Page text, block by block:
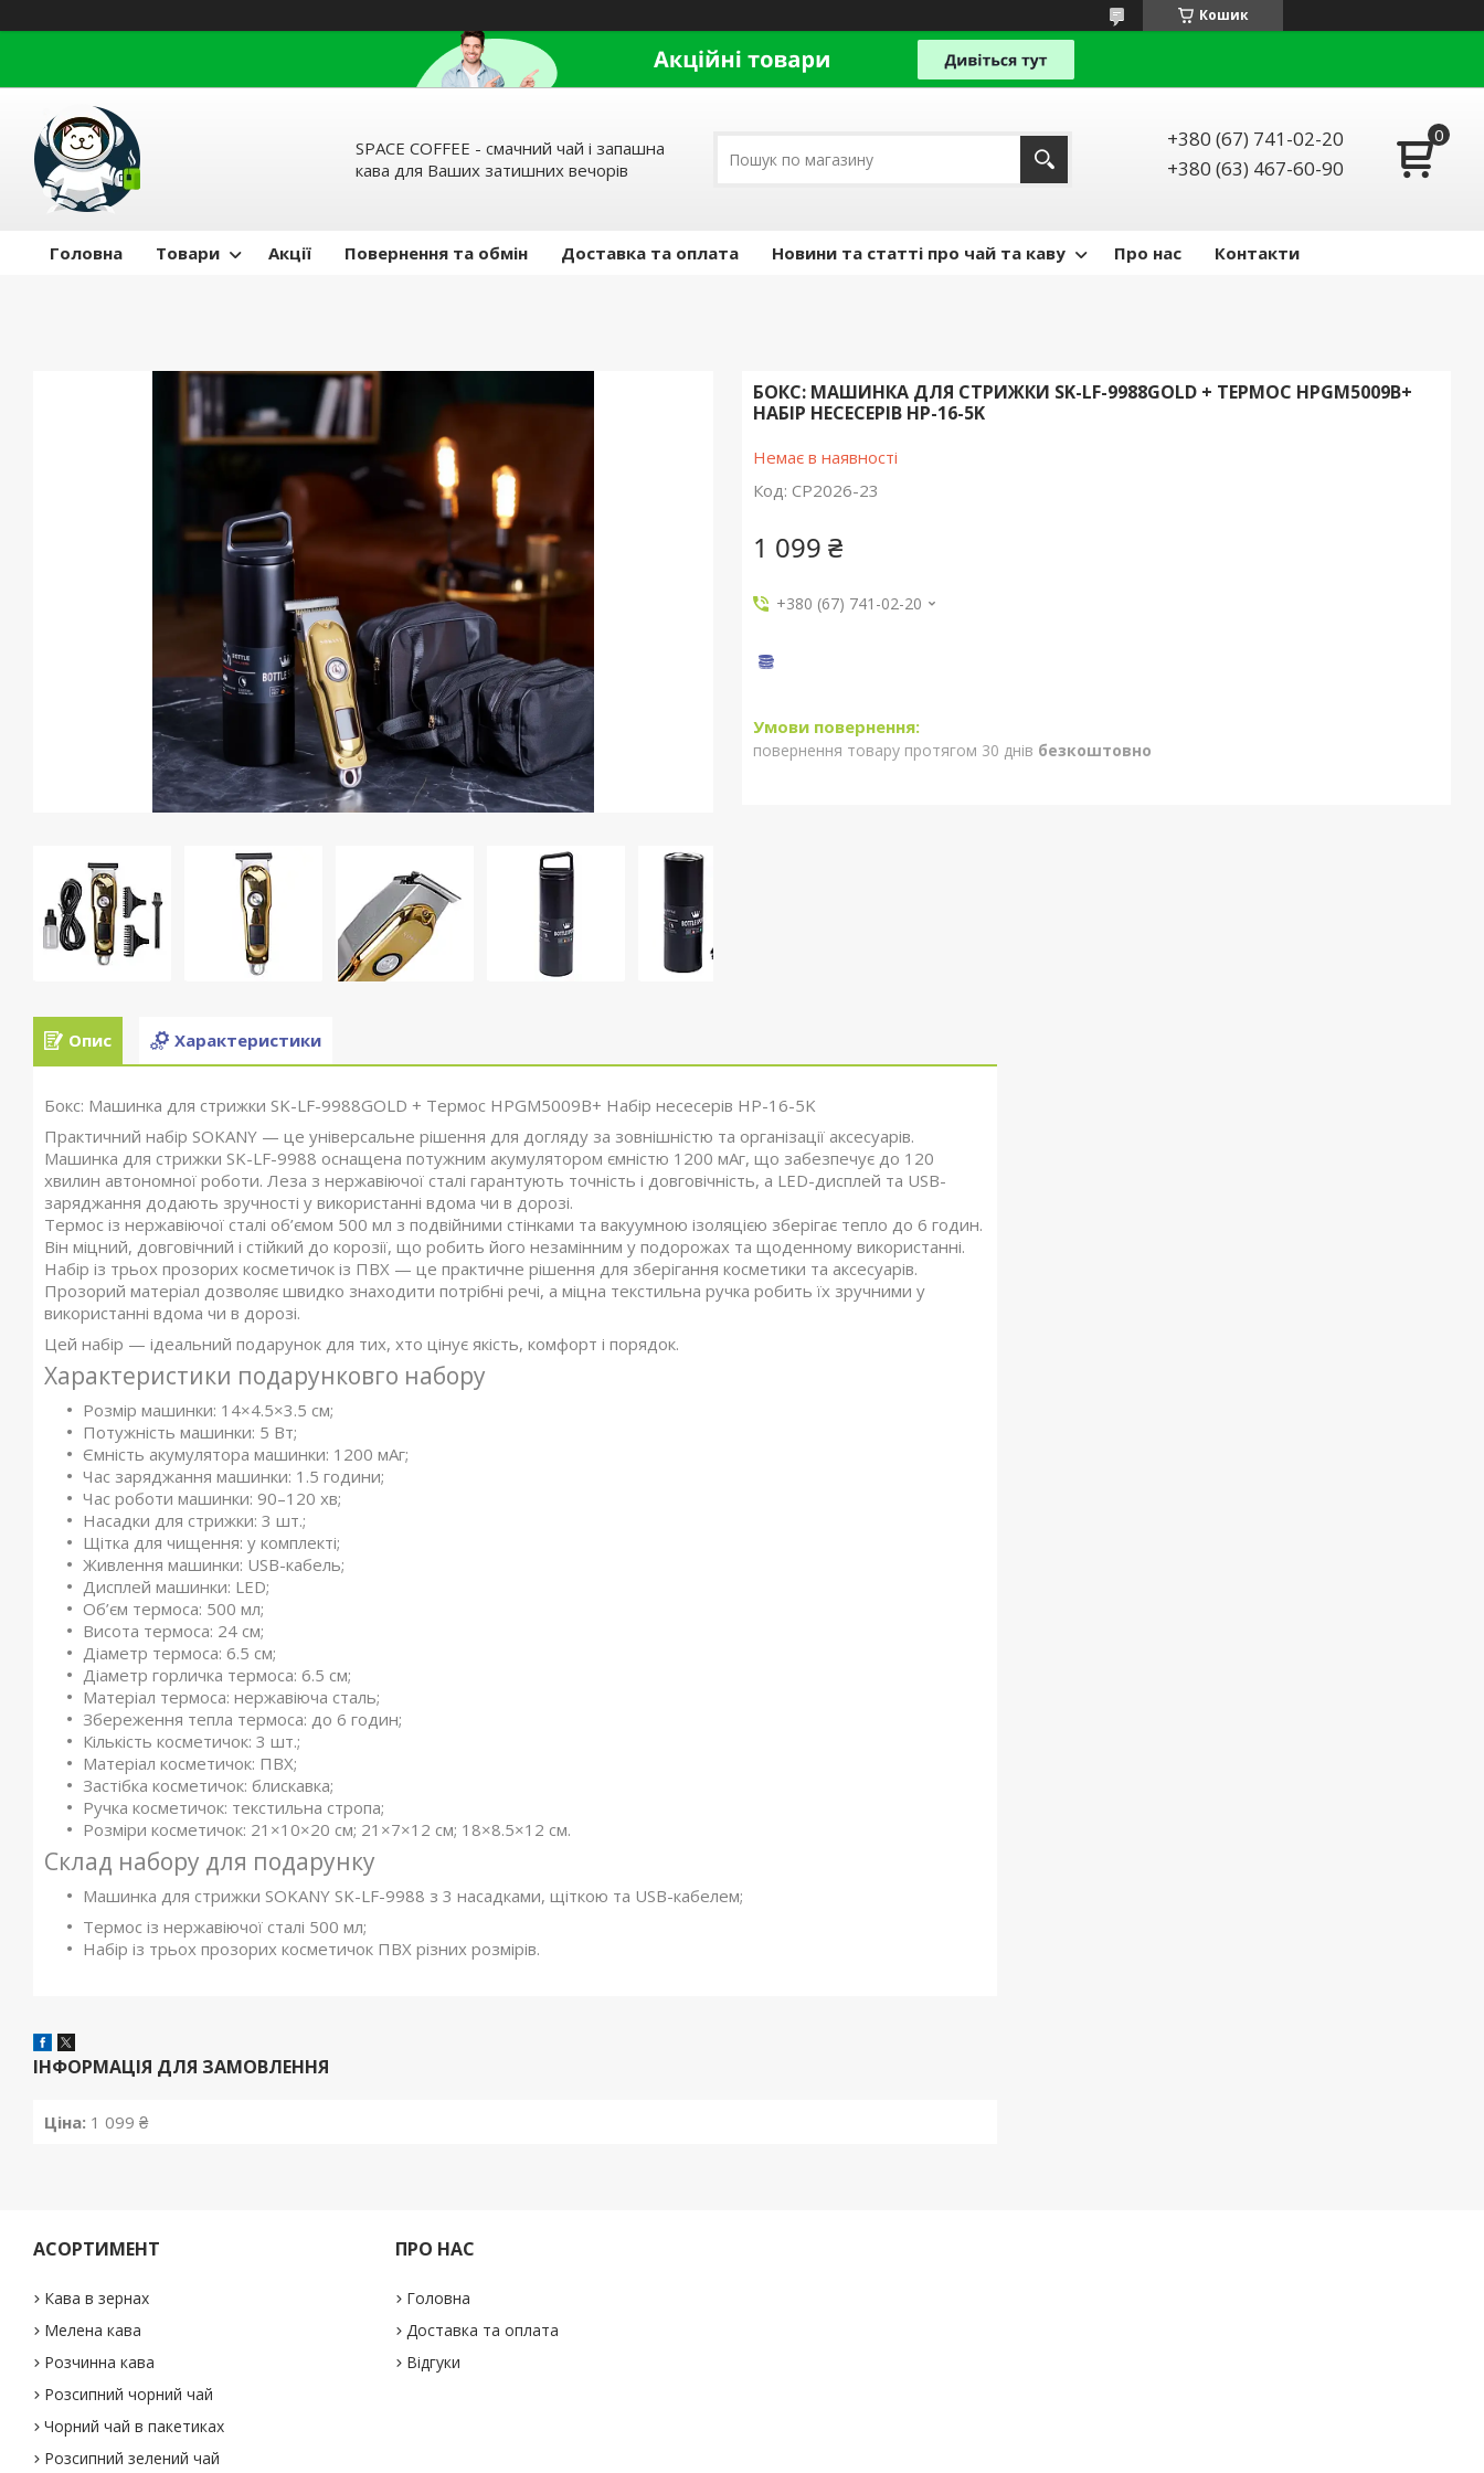
Кошик
SPACE COFFEE - смачний чай і запашна
кава для Ваших затишних вечорів
+380 (67) 741-02-20
+380 (63) 467-60-90
Головна Товари Акції Повернення та обмін Доставка та оплата Новини та статті про чай та каву Про нас Контакти
БОКС: МАШИНКА ДЛЯ СТРИЖКИ SK-LF-9988GOLD + ТЕРМОС HPGM5009B+
НАБІР НЕСЕСЕРІВ HP-16-5K
Немає в наявності
Код: CP2026-23
1 099 ₴
+380 (67) 741-02-20
повернення товару протягом 30 днів безкоштовно
Опис Характеристики
Бокс: Машинка для стрижки SK-LF-9988GOLD + Термос HPGM5009B+ Набір несесерів HP-16-5K
Практичний набір SOKANY — це універсальне рішення для догляду за зовнішністю та організації аксесуарів.
Машинка для стрижки SK-LF-9988 оснащена потужним акумулятором ємністю 1200 мАг, що забезпечує до 120
хвилин автономної роботи. Леза з нержавіючої сталі гарантують точність і довговічність, а LED-дисплей та USB-
заряджання додають зручності у використанні вдома чи в дорозі.
Термос із нержавіючої сталі об’ємом 500 мл з подвійними стінками та вакуумною ізоляцією зберігає тепло до 6 годин.
Він міцний, довговічний і стійкий до корозії, що робить його незамінним у подорожах та щоденному використанні.
Набір із трьох прозорих косметичок із ПВХ — це практичне рішення для зберігання косметики та аксесуарів.
Прозорий матеріал дозволяє швидко знаходити потрібні речі, а міцна текстильна ручка робить їх зручними у
використанні вдома чи в дорозі.
Цей набір — ідеальний подарунок для тих, хто цінує якість, комфорт і порядок.
Характеристики подарунковго набору
Розмір машинки: 14×4.5×3.5 см;
Потужність машинки: 5 Вт;
Ємність акумулятора машинки: 1200 мАг;
Час заряджання машинки: 1.5 години;
Час роботи машинки: 90–120 хв;
Насадки для стрижки: 3 шт.;
Щітка для чищення: у комплекті;
Живлення машинки: USB-кабель;
Дисплей машинки: LED;
Об’єм термоса: 500 мл;
Висота термоса: 24 см;
Діаметр термоса: 6.5 см;
Діаметр горличка термоса: 6.5 см;
Матеріал термоса: нержавіюча сталь;
Збереження тепла термоса: до 6 годин;
Кількість косметичок: 3 шт.;
Матеріал косметичок: ПВХ;
Застібка косметичок: блискавка;
Ручка косметичок: текстильна стропа;
Розміри косметичок: 21×10×20 см; 21×7×12 см; 18×8.5×12 см.
Склад набору для подарунку
Машинка для стрижки SOKANY SK-LF-9988 з 3 насадками, щіткою та USB-кабелем;
Термос із нержавіючої сталі 500 мл;
Набір із трьох прозорих косметичок ПВХ різних розмірів.
ІНФОРМАЦІЯ ДЛЯ ЗАМОВЛЕННЯ
Ціна: 1 099 ₴
АСОРТИМЕНТ
Кава в зернах
Мелена кава
Розчинна кава
Розсипний чорний чай
Чорний чай в пакетиках
Розсипний зелений чай
ПРО НАС
Головна
Доставка та оплата
Відгуки